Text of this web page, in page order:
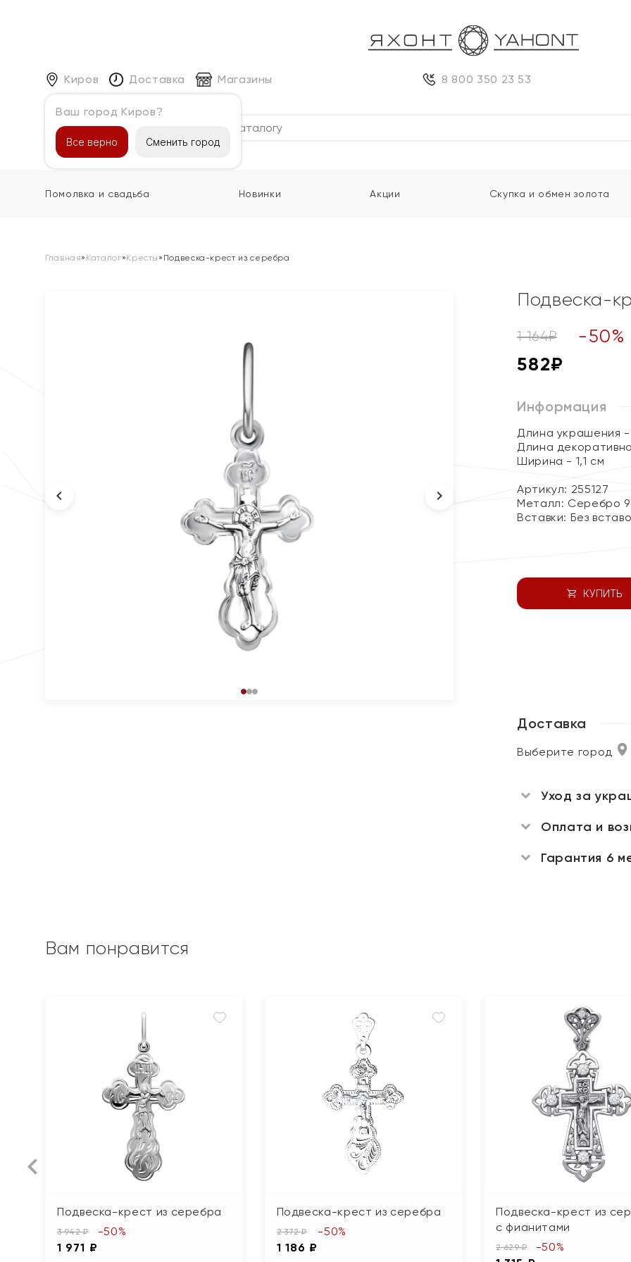
Киров
Ваш город Киров?
Все верно Сменить город
Доставка Магазины 8 800 350 23 53
Каталог
Помолвка и свадьба Новинки Акции Скупка и обмен золота
Главная» Каталог»Кресты » Подвеска-крест из серебра
Подвеска-
1 164₽ -50%
582₽
Информация
Длина украшения -
Длина
Ширина - 1,1 см
Артикул: 255127
Металл: Серебро
Вставки: Без
КУПИТЬ
Доставка
Выберите город
Уход за
Оплата и
Гарантия 6
Вам понравится
Подвеска-крест из серебра
3 942 ₽
1 971 ₽
-50%
Подвеска-крест из серебра
2 372 ₽
1 186 ₽
-50%
Подвеска-крест из
с фианитами
2 629 ₽ -50%